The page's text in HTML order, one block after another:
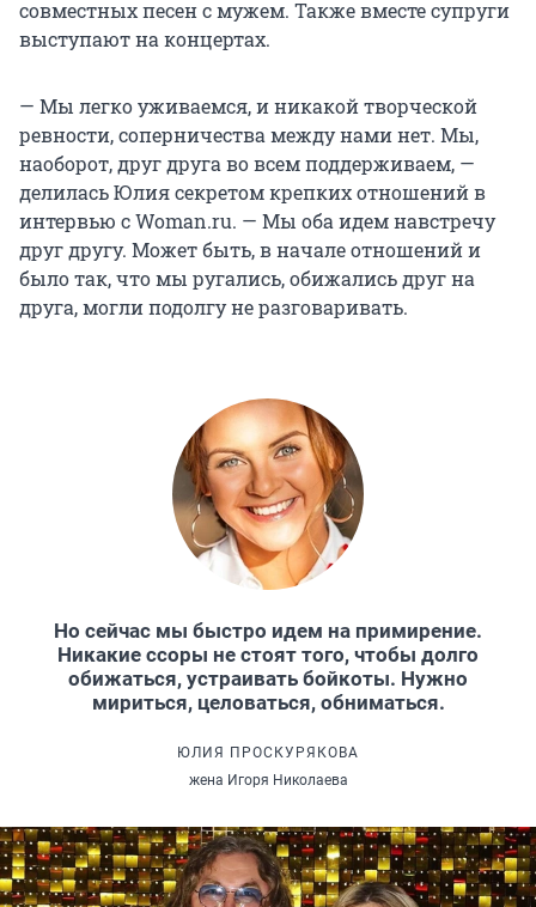
совместных песен с мужем. Также вместе супруги
выступают на концертах.
— Мы легко уживаемся, и никакой творческой
ревности, соперничества между нами нет. Мы,
наоборот, друг друга во всем поддерживаем, —
делилась Юлия секретом крепких отношений в
интервью с Woman.ru. — Мы оба идем навстречу
друг другу. Может быть, в начале отношений и
было так, что мы ругались, обижались друг на
друга, могли подолгу не разговаривать.
Но сейчас мы быстро идем на примирение.
Никакие ссоры не стоят того, чтобы долго
обижаться, устраивать бойкоты. Нужно
мириться, целоваться, обниматься.
ЮЛИЯ ПРОСКУРЯКОВА
жена Игоря Николаева